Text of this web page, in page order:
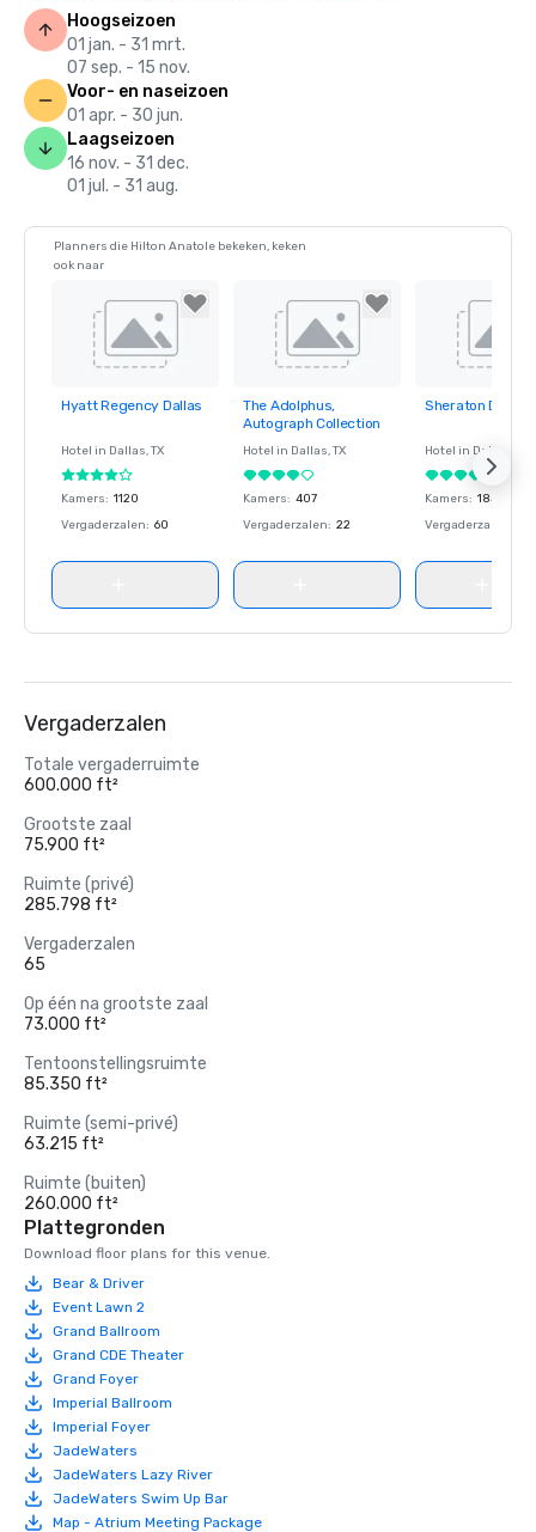
Hoogseizoen
01 jan. - 31 mrt.
07 sep. - 15 nov.
Voor- en naseizoen
01 apr. - 30 jun.
Laagseizoen
16 nov. - 31 dec.
01 jul. - 31 aug.
Planners die Hilton Anatole bekeken, keken
ook naar
Removed from
Hyatt Regency Dallas
Hotel in Dallas, TX
Kamers: 1120
Vergaderzalen: 60
Removed from
favorites
The Adolphus,
Autograph Collection
Hotel in Dallas, TX
Kamers: 407
Vergaderzalen: 22
Removed
Sheraton Dallas
Hotel in Dallas
Kamers: 1841
Vergaderzalen
Vergaderzalen
Totale vergaderruimte
600.000 ft²
Grootste zaal
75.900 ft²
Ruimte (privé)
285.798 ft²
Vergaderzalen
65
Op één na grootste zaal
73.000 ft²
Tentoonstellingsruimte
85.350 ft²
Ruimte (semi-privé)
63.215 ft²
Ruimte (buiten)
260.000 ft²
Plattegronden
Download floor plans for this venue.
Bear & Driver
Event Lawn 2
Grand Ballroom
Grand CDE Theater
Grand Foyer
Imperial Ballroom
Imperial Foyer
JadeWaters
JadeWaters Lazy River
JadeWaters Swim Up Bar
Map - Atrium Meeting Package